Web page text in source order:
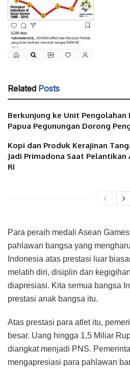
Related Posts
Berkunjung ke Unit Pengolahan
Papua Pegunungan Dorong
Kopi dan Produk Kerajinan
Jadi Primadona Saat Pelantikan
RI
Para peraih medali Asean
pahlawan bangsa yang
Indonesia atas prestasi luar
melatih diri, disiplin dan
diapresiasi. Kita semua bangsa
prestasi anak bangsa itu.
Atas prestasi para atlet itu,
besar. Uang hingga 1,5 Miliar
diangkat menjadi PNS.
mengapresiasi para pahlawan